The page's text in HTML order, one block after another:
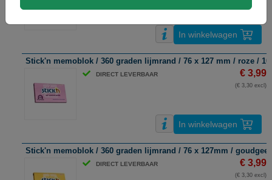
In winkelwagen
Stick'n memoblok / 360 graden lijmrand / 76 x 127 mm / roze /
DIRECT LEVERBAAR € 3,99
(€ 3,30 excl)
In winkelwagen
Stick'n memoblok / 360 graden lijmrand / 76 x 127mm / goudgeel
DIRECT LEVERBAAR € 3,99
(€ 3,30 excl)